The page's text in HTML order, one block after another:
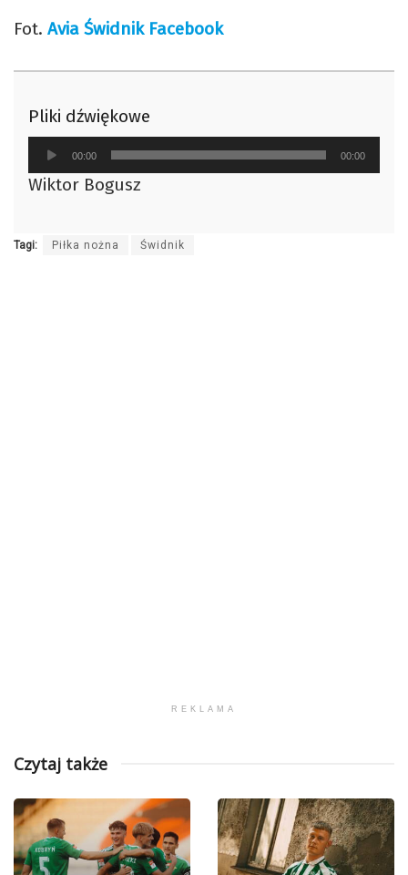
Fot. Avia Świdnik Facebook
Pliki dźwiękowe
Odtwarzacz
plików
dźwiękowych
00:00 00:00
Wiktor Bogusz
Tagi: Piłka nożna Świdnik
REKLAMA
Czytaj także